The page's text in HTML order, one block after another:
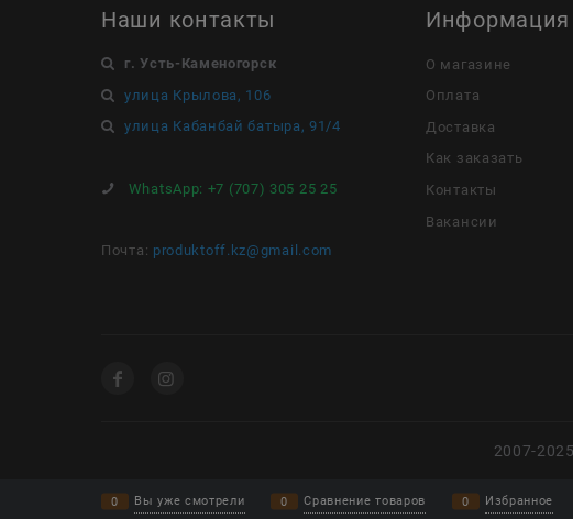
Наши контакты
г. Усть-Каменогорск
улица Крылова, 106
улица Кабанбай батыра, 91/4
WhatsApp: +7 (707) 305 25 25
Почта: produktoff.kz@gmail.com
Информация
О магазине
Оплата
Доставка
Как заказать
Контакты
Вакансии
2007-
0 Вы уже смотрели 0 Сравнение товаров 0 Избранное